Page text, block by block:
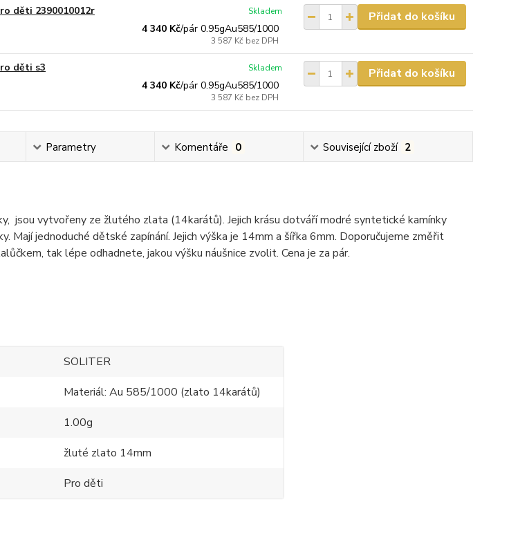
děti 2390010012r
4 340 Kč/pár 0.95gAu585/1000
3 587 Kč bez DPH
Skladem Přidat do košíku
děti s3
4 340 Kč/pár 0.95gAu585/1000
3 587 Kč bez DPH
Skladem Přidat do košíku
Parametry Komentáře 0 Související zboží 2
jsou vytvořeny ze žlutého zlata (14karátů). Jejich krásu dotváří modré syntetické kamínky
Mají jednoduché dětské zapínání. Jejich výška je 14mm a šířka 6mm. Doporučujeme změřit
tak lépe odhadnete, jakou výšku náušnice zvolit. Cena je za pár.
SOLITER
Materiál: Au 585/1000 (zlato 14karátů)
1.00g
žluté zlato 14mm
Pro děti